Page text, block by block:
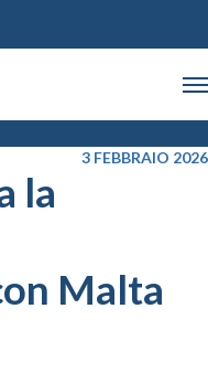
3 FEBBRAIO 2026
la
Malta